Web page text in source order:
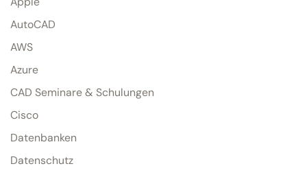
AutoCAD
AWS
Azure
CAD Seminare & Schulungen
Cisco
Datenbanken
Datenschutz